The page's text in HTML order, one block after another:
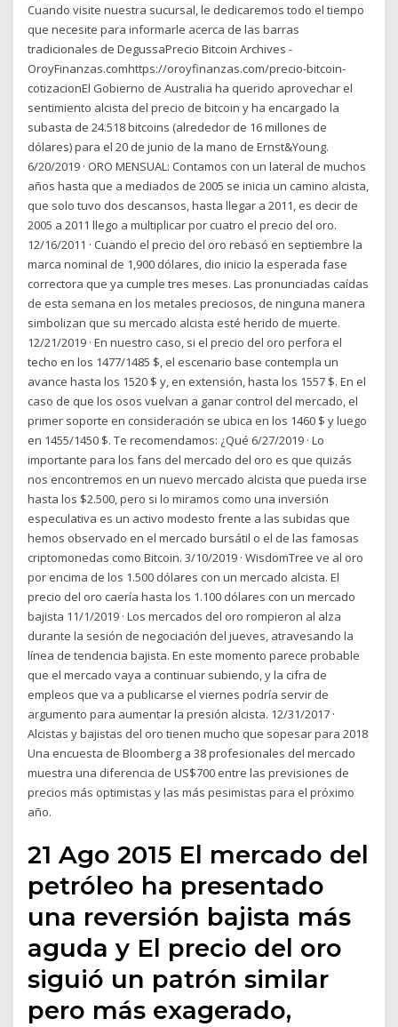
Cuando visite nuestra sucursal, le dedicaremos todo el tiempo
que necesite para informarle acerca de las barras
tradicionales de DegussaPrecio Bitcoin Archives -
OroyFinanzas.comhttps://oroyfinanzas.com/precio-bitcoin-
cotizacionEl Gobierno de Australia ha querido aprovechar el
sentimiento alcista del precio de bitcoin y ha encargado la
subasta de 24.518 bitcoins (alrededor de 16 millones de
dólares) para el 20 de junio de la mano de Ernst&Young.
6/20/2019 · ORO MENSUAL: Contamos con un lateral de muchos
años hasta que a mediados de 2005 se inicia un camino alcista,
que solo tuvo dos descansos, hasta llegar a 2011, es decir de
2005 a 2011 llego a multiplicar por cuatro el precio del oro.
12/16/2011 · Cuando el precio del oro rebasó en septiembre la
marca nominal de 1,900 dólares, dio inicio la esperada fase
correctora que ya cumple tres meses. Las pronunciadas caídas
de esta semana en los metales preciosos, de ninguna manera
simbolizan que su mercado alcista esté herido de muerte.
12/21/2019 · En nuestro caso, si el precio del oro perfora el
techo en los 1477/1485 $, el escenario base contempla un
avance hasta los 1520 $ y, en extensión, hasta los 1557 $. En el
caso de que los osos vuelvan a ganar control del mercado, el
primer soporte en consideración se ubica en los 1460 $ y luego
en 1455/1450 $. Te recomendamos: ¿Qué 6/27/2019 · Lo
importante para los fans del mercado del oro es que quizás
nos encontremos en un nuevo mercado alcista que pueda irse
hasta los $2.500, pero si lo miramos como una inversión
especulativa es un activo modesto frente a las subidas que
hemos observado en el mercado bursátil o el de las famosas
criptomonedas como Bitcoin. 3/10/2019 · WisdomTree ve al oro
por encima de los 1.500 dólares con un mercado alcista. El
precio del oro caería hasta los 1.100 dólares con un mercado
bajista 11/1/2019 · Los mercados del oro rompieron al alza
durante la sesión de negociación del jueves, atravesando la
línea de tendencia bajista. En este momento parece probable
que el mercado vaya a continuar subiendo, y la cifra de
empleos que va a publicarse el viernes podría servir de
argumento para aumentar la presión alcista. 12/31/2017 ·
Alcistas y bajistas del oro tienen mucho que sopesar para 2018
Una encuesta de Bloomberg a 38 profesionales del mercado
muestra una diferencia de US$700 entre las previsiones de
precios más optimistas y las más pesimistas para el próximo
año.
21 Ago 2015 El mercado del
petróleo ha presentado
una reversión bajista más
aguda y El precio del oro
siguió un patrón similar
pero más exagerado,